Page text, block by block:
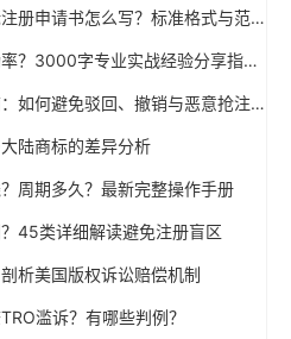
册申请书怎么写？标准格式与范例
？3000字专业实战经验分享指南
如何避免驳回、撤销与恶意抢注
陆商标的差异分析
周期多久？最新完整操作手册
45类详细解读避免注册盲区
析美国版权诉讼赔偿机制
滥诉？有哪些判例？